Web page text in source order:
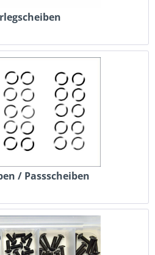
/ Passscheiben